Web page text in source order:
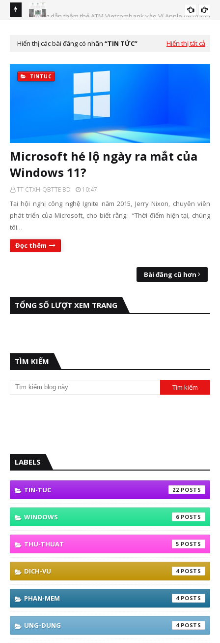
Hướng dẫn thêm thẻ ATM Vietcombank vào Ví Apple để thanh
Hiển thị các bài đăng có nhãn TIN TỨC Hiển thị tất cả
TINTUC
Microsoft hé lộ ngày ra mắt của
Windows 11?
TT CTXH-QBTTE BD 10:47
Tại hội nghị công nghệ Ignite năm 2015, Jerry Nixon, chuyên viên
phát triển của Microsoft, cho biết rằng: “Thời điểm hiện tại, chúng
tôi…
Đọc thêm
Bài đăng cũ hơn
TỔNG SỐ LƯỢT XEM TRANG
TÌM KIẾM
LABELS
TIN-TUC 22
WINDOWS 6
THU-THUAT 5
DICH-VU 4
PHAN-MEM 4
UNG-DUNG 4